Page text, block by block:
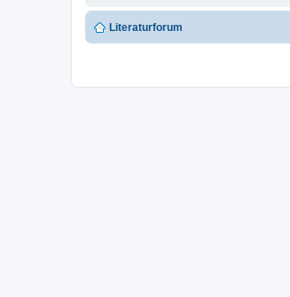
Literaturforum